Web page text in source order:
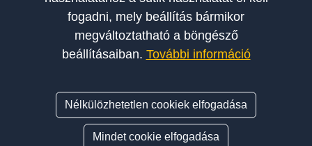
fogadni, mely beállítás bármikor
megváltoztatható a böngésző
beállításaiban. További információ
Nélkülözhetetlen cookiek elfogadása
Mindet cookie elfogadása